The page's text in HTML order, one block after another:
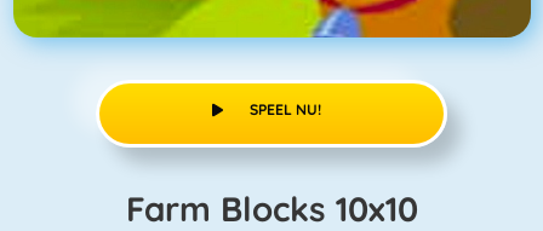
SPEEL NU!
Farm Blocks 10x10